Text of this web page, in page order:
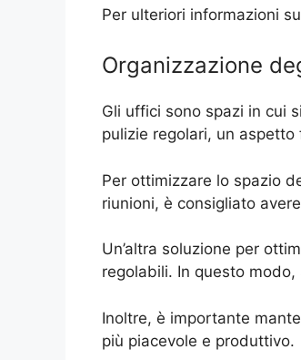
Per ulteriori informazioni
Organizzazione
Gli uffici sono spazi in cui
pulizie regolari, un aspetto
Per ottimizzare lo spazio
riunioni, è consigliato
Un’altra soluzione per
regolabili. In questo modo,
Inoltre, è importante
più piacevole e produttivo.